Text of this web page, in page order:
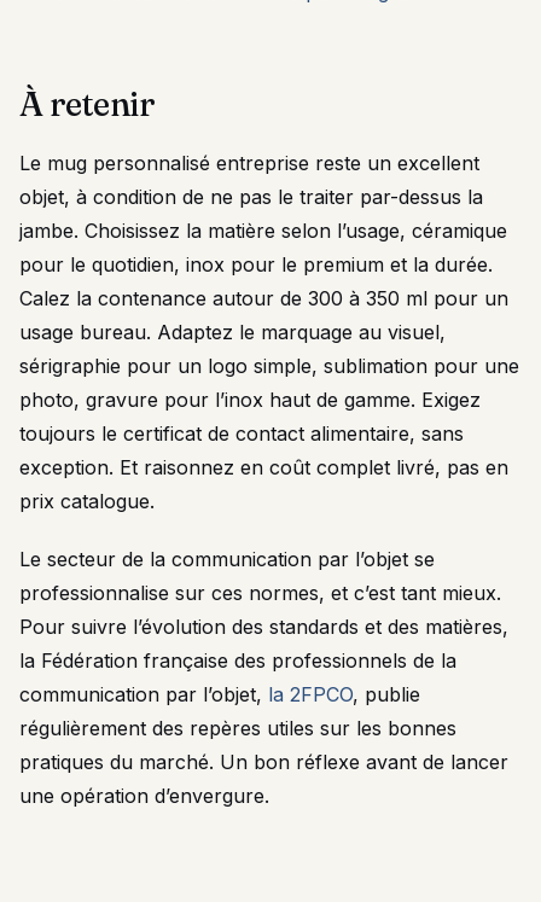
À retenir
Le mug personnalisé entreprise reste un excellent
objet, à condition de ne pas le traiter par-dessus la
jambe. Choisissez la matière selon l’usage, céramique
pour le quotidien, inox pour le premium et la durée.
Calez la contenance autour de 300 à 350 ml pour un
usage bureau. Adaptez le marquage au visuel,
sérigraphie pour un logo simple, sublimation pour une
photo, gravure pour l’inox haut de gamme. Exigez
toujours le certificat de contact alimentaire, sans
exception. Et raisonnez en coût complet livré, pas en
prix catalogue.
Le secteur de la communication par l’objet se
professionnalise sur ces normes, et c’est tant mieux.
Pour suivre l’évolution des standards et des matières,
la Fédération française des professionnels de la
communication par l’objet, la 2FPCO, publie
régulièrement des repères utiles sur les bonnes
pratiques du marché. Un bon réflexe avant de lancer
une opération d’envergure.